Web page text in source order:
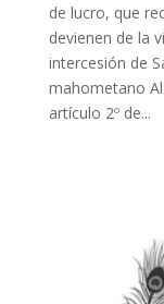
de lucro, que
devienen de la
intercesión de
mahometano
artículo 2º de...